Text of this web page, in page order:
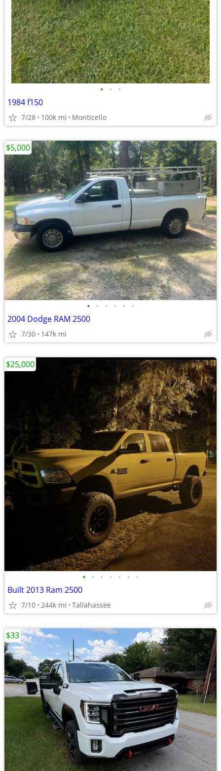
• • •
1984 f150
7/28 100k mi Monticello
• • • • • •
2004 Dodge RAM 2500
7/30 147k mi
$5,000
• • • • • • •
Built 2013 Ram 2500
7/10 244k mi Tallahassee
$25,000
$33